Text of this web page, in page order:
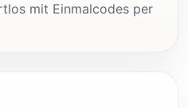
mit Einmalcodes per